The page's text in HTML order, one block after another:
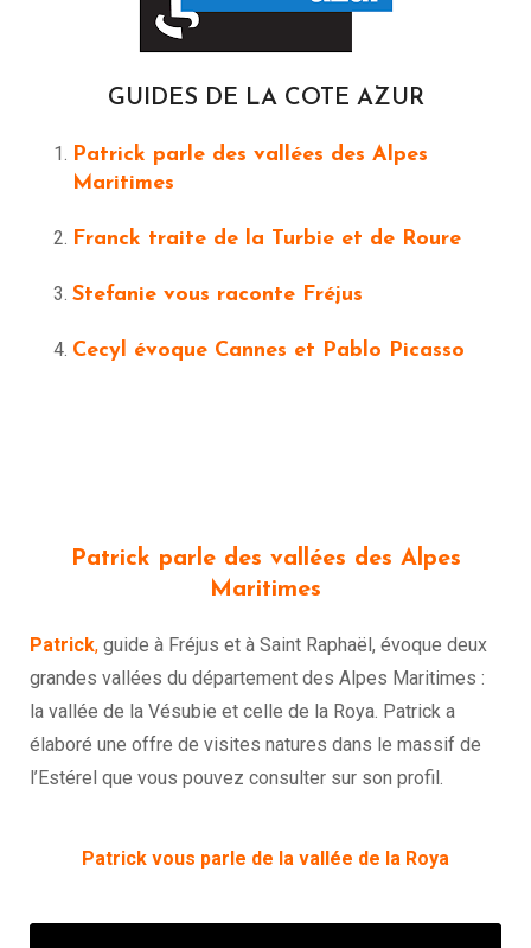
GUIDES DE LA COTE AZUR
Patrick parle des vallées des Alpes
Maritimes
Franck traite de la Turbie et de Roure
Stefanie vous raconte Fréjus
Cecyl évoque Cannes et Pablo Picasso
Patrick parle des vallées des Alpes
Maritimes
Patrick, guide à Fréjus et à Saint Raphaël, évoque deux
grandes vallées du département des Alpes Maritimes :
la vallée de la Vésubie et celle de la Roya. Patrick a
élaboré une offre de visites natures dans le massif de
l’Estérel que vous pouvez consulter sur son profil.
Patrick vous parle de la vallée de la Roya